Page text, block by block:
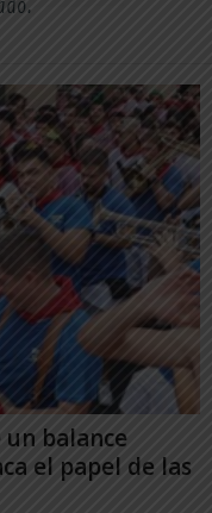
un balance
el papel de las